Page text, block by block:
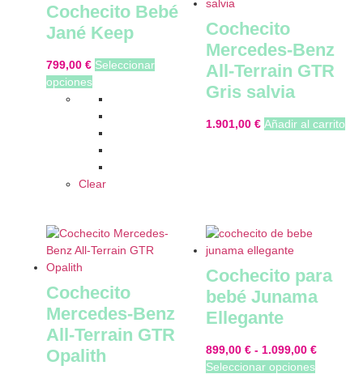
Cochecito Bebé
Jané Keep
799,00 € Seleccionar
opciones
Clear
Cochecito
Mercedes-Benz
All-Terrain GTR
Gris salvia
1.901,00 € Añadir al carrito
Cochecito
Mercedes-Benz
All-Terrain GTR
Opalith
Cochecito para
bebé Junama
Ellegante
899,00 € - 1.099,00 €
Seleccionar opciones